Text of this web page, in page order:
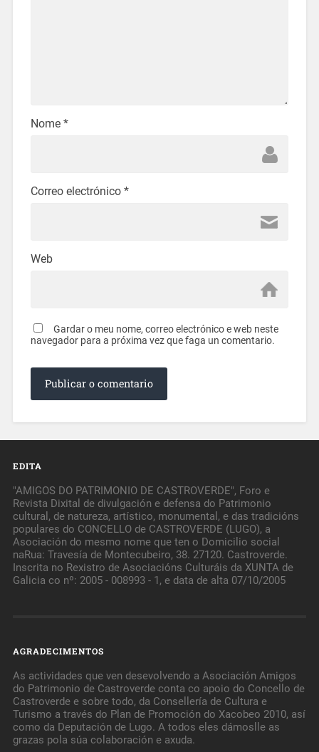
Nome *
Correo electrónico *
Web
Gardar o meu nome, correo electrónico e web neste
navegador para a próxima vez que faga un comentario.
EDITA
"AMIGOS DO PATRIMONIO DE CASTROVERDE", Foro e
Revista Dixital de divulgación e defensa do Patrimonio
cultural, de natureza, artístico, monumental, e das tradicións
populares do CONCELLO de CASTROVERDE (LUGO), a
Asociación do mesmo nome que ten o Domicilio social
naRua: Travesía de Montecubeiro, 38. 27120. Castroverde.
Inscrita no Rexistro de Asociacións Culturáis da XUNTA de
Galicia co nº: 2005 - 008993 - 1, e data de alta 07/10/2005
AGRADECIMENTOS
As actividades que ven desevolvendo a Asociación Amigos
do Patrimonio de Castroverde conta co apoio do Concello de
Castroverde e sobre todo, da Consellería de Cultura e
Turismo a través do Plan de Promoción do Xacobeo 2010, así
como da Deputación de Lugo. A todos eles dámoslle as
grazas pola súa colaboración e axuda.